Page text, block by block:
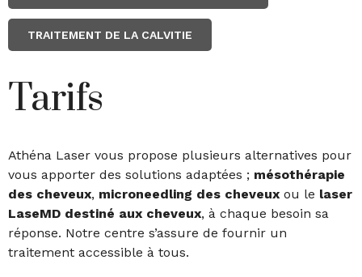
TRAITEMENT DE LA CALVITIE
Tarifs
Athéna Laser vous propose plusieurs alternatives pour
vous apporter des solutions adaptées ; mésothérapie
des cheveux, microneedling des cheveux ou le laser
LaseMD destiné aux cheveux, à chaque besoin sa
réponse. Notre centre s’assure de fournir un
traitement accessible à tous.